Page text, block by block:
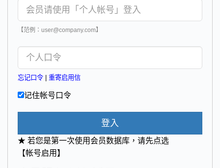
【范例：user@company.com】
忘记口令 重寄启用信
记住帐号口令
登入
★ 若您是第一次使用会员数据库，请先点选
【帐号启用】